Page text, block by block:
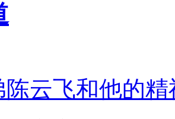
云飞和他的